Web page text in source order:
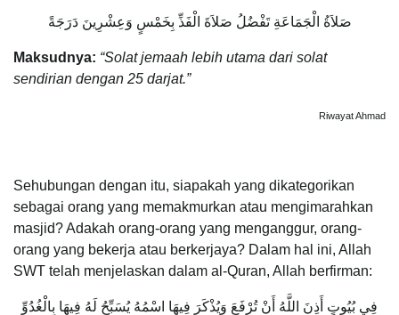
صَلاَةُ الْجَمَاعَةِ تَفْضُلُ صَلاَةَ الْفَذِّ بِخَمْسٍ وَعِشْرِينَ دَرَجَةً
Maksudnya: “Solat jemaah lebih utama dari solat
sendirian dengan 25 darjat.”
Riwayat Ahmad
Sehubungan dengan itu, siapakah yang dikategorikan
sebagai orang yang memakmurkan atau mengimarahkan
masjid? Adakah orang-orang yang menganggur, orang-
orang yang bekerja atau berkerjaya? Dalam hal ini, Allah
SWT telah menjelaskan dalam al-Quran, Allah berfirman:
فِي بُيُوتٍ أَذِنَ اللَّهُ أَنْ تُرْفَعَ وَيُذْكَرَ فِيهَا اسْمُهُ يُسَبِّحُ لَهُ فِيهَا بِالْغُدُوِّ